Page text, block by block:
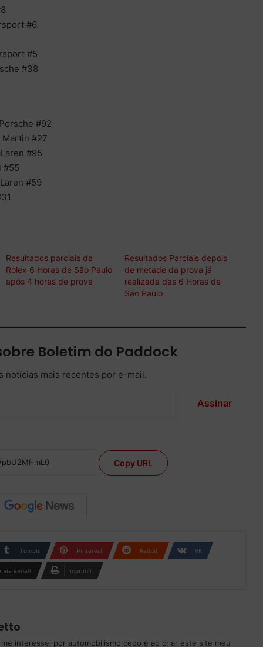
#6
#5
#38
#92
Martin #27
#95
#55
#59
Resultados parciais da
Rolex 6 Horas de São Paulo
após 4 horas de prova
Resultados Parciais depois
de metade da prova já
realizada das 6 Horas de
São Paulo
Boletim do Paddock
notícias mais recentes por e-mail.
Assinar
Copy URL
Tumblr Pinterest Reddit VK
via e-mail Imprimir
interessei por automobilismo cedo e ao criar este site meu